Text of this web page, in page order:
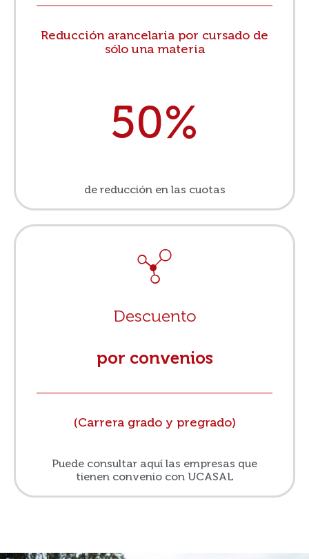
Reducción arancelaria por cursado de
sólo una materia
50%
de reducción en las cuotas
Descuento
por convenios
(Carrera grado y pregrado)
Puede consultar aquí las empresas que
tienen convenio con UCASAL